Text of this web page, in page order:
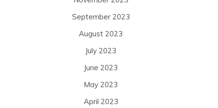
September 2023
August 2023
July 2023
June 2023
May 2023
April 2023